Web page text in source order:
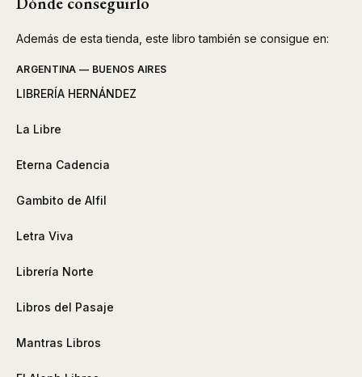
Además de esta tienda, este libro también se consigue en:
ARGENTINA — BUENOS AIRES
LIBRERÍA HERNÁNDEZ
La Libre
Eterna Cadencia
Gambito de Alfil
Letra Viva
Librería Norte
Libros del Pasaje
Mantras Libros